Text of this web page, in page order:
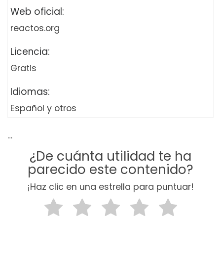
Web oficial:
reactos.org
Licencia:
Gratis
Idiomas:
Español y otros
…
¿De cuánta utilidad te ha
parecido este contenido?
¡Haz clic en una estrella para puntuar!